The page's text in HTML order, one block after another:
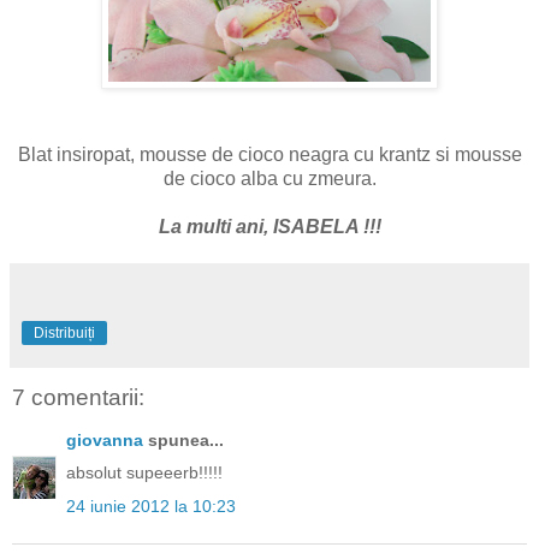
Blat insiropat, mousse de cioco neagra cu krantz si mousse
de cioco alba cu zmeura.
La multi ani, ISABELA !!!
Distribuiți
7 comentarii:
giovanna spunea...
absolut supeeerb!!!!!
24 iunie 2012 la 10:23